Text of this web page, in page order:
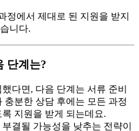
정에서 제대로 된 지원을 받지
니다.
단계는?
다면, 다음 단계는 서류 준비
충분한 상담 후에는 모든 과정
지원을 받게 되는데요.
결될 가능성을 낮추는 전략이